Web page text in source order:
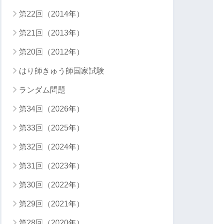
第22回（2014年）
第21回（2013年）
第20回（2012年）
はり師きゅう師国家試験
ランダム問題
第34回（2026年）
第33回（2025年）
第32回（2024年）
第31回（2023年）
第30回（2022年）
第29回（2021年）